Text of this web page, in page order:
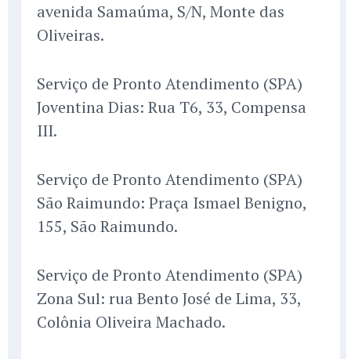
avenida Samaúma, S/N, Monte das
Oliveiras.
Serviço de Pronto Atendimento (SPA)
Joventina Dias: Rua T6, 33, Compensa
III.
Serviço de Pronto Atendimento (SPA)
São Raimundo: Praça Ismael Benigno,
155, São Raimundo.
Serviço de Pronto Atendimento (SPA)
Zona Sul: rua Bento José de Lima, 33,
Colônia Oliveira Machado.